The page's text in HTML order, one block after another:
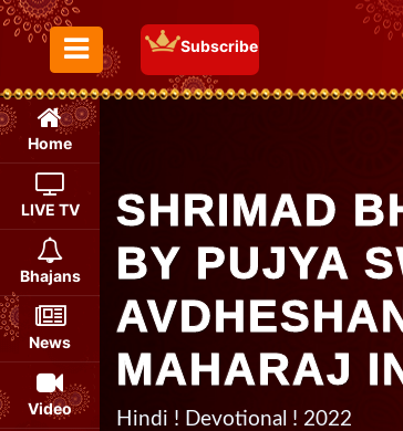
Toggle Menu
Subscribe
Home
LIVE TV
Bhajans
News
Video
SHRIMAD
BY PUJYA
MAHARAJ
Hindi ! Devotional ! 2022